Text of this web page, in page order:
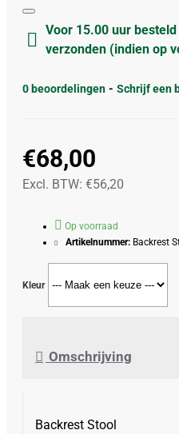
Voor 15.00 uur
verzonden (indien op
0 beoordelingen - Schrijf een
€68,00
Excl. BTW: €56,20
Op voorraad
Artikelnummer: Backrest
Kleur
Omschrijving
Backrest Stool